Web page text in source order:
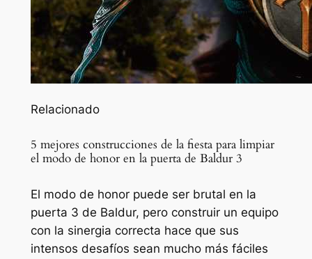
Relacionado
5 mejores construcciones de la fiesta para limpiar
el modo de honor en la puerta de Baldur 3
El modo de honor puede ser brutal en la
puerta 3 de Baldur, pero construir un equipo
con la sinergia correcta hace que sus
intensos desafíos sean mucho más fáciles